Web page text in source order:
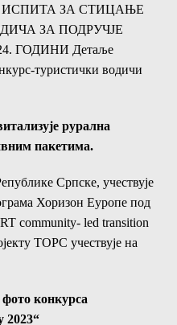
ЗА СТИЦАЊЕ
ЗА ПОДРУЧЈЕ
ГОДИНИ Детаље
туристички водичи
рурална
пакетима.
Српске, учествује
Хоризон Еуропе под
community- led transition
ТОРС учествује на
конкурса
2023“